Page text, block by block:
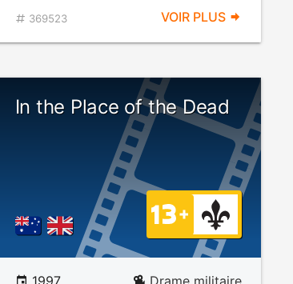
369523 VOIR PLUS
In the Place of the Dead
1997 Drame militaire